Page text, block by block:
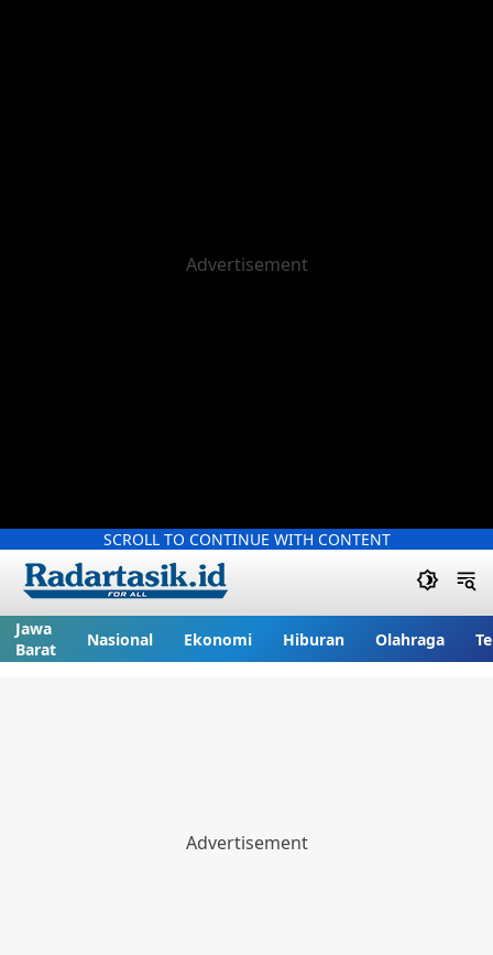
SCROLL TO CONTINUE WITH CONTENT
Jawa
Barat
Nasional Ekonomi Hiburan Olahraga